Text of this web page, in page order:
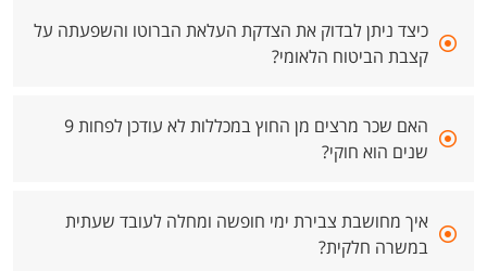
כיצד ניתן לבדוק את הצדקת העלאת הברוטו והשפעתה על
קצבת הביטוח הלאומי?
האם שכר מרצים מן החוץ במכללות לא עודכן לפחות 9
שנים הוא חוקי?
איך מחושבת צבירת ימי חופשה ומחלה לעובד שעתית
במשרה חלקית?